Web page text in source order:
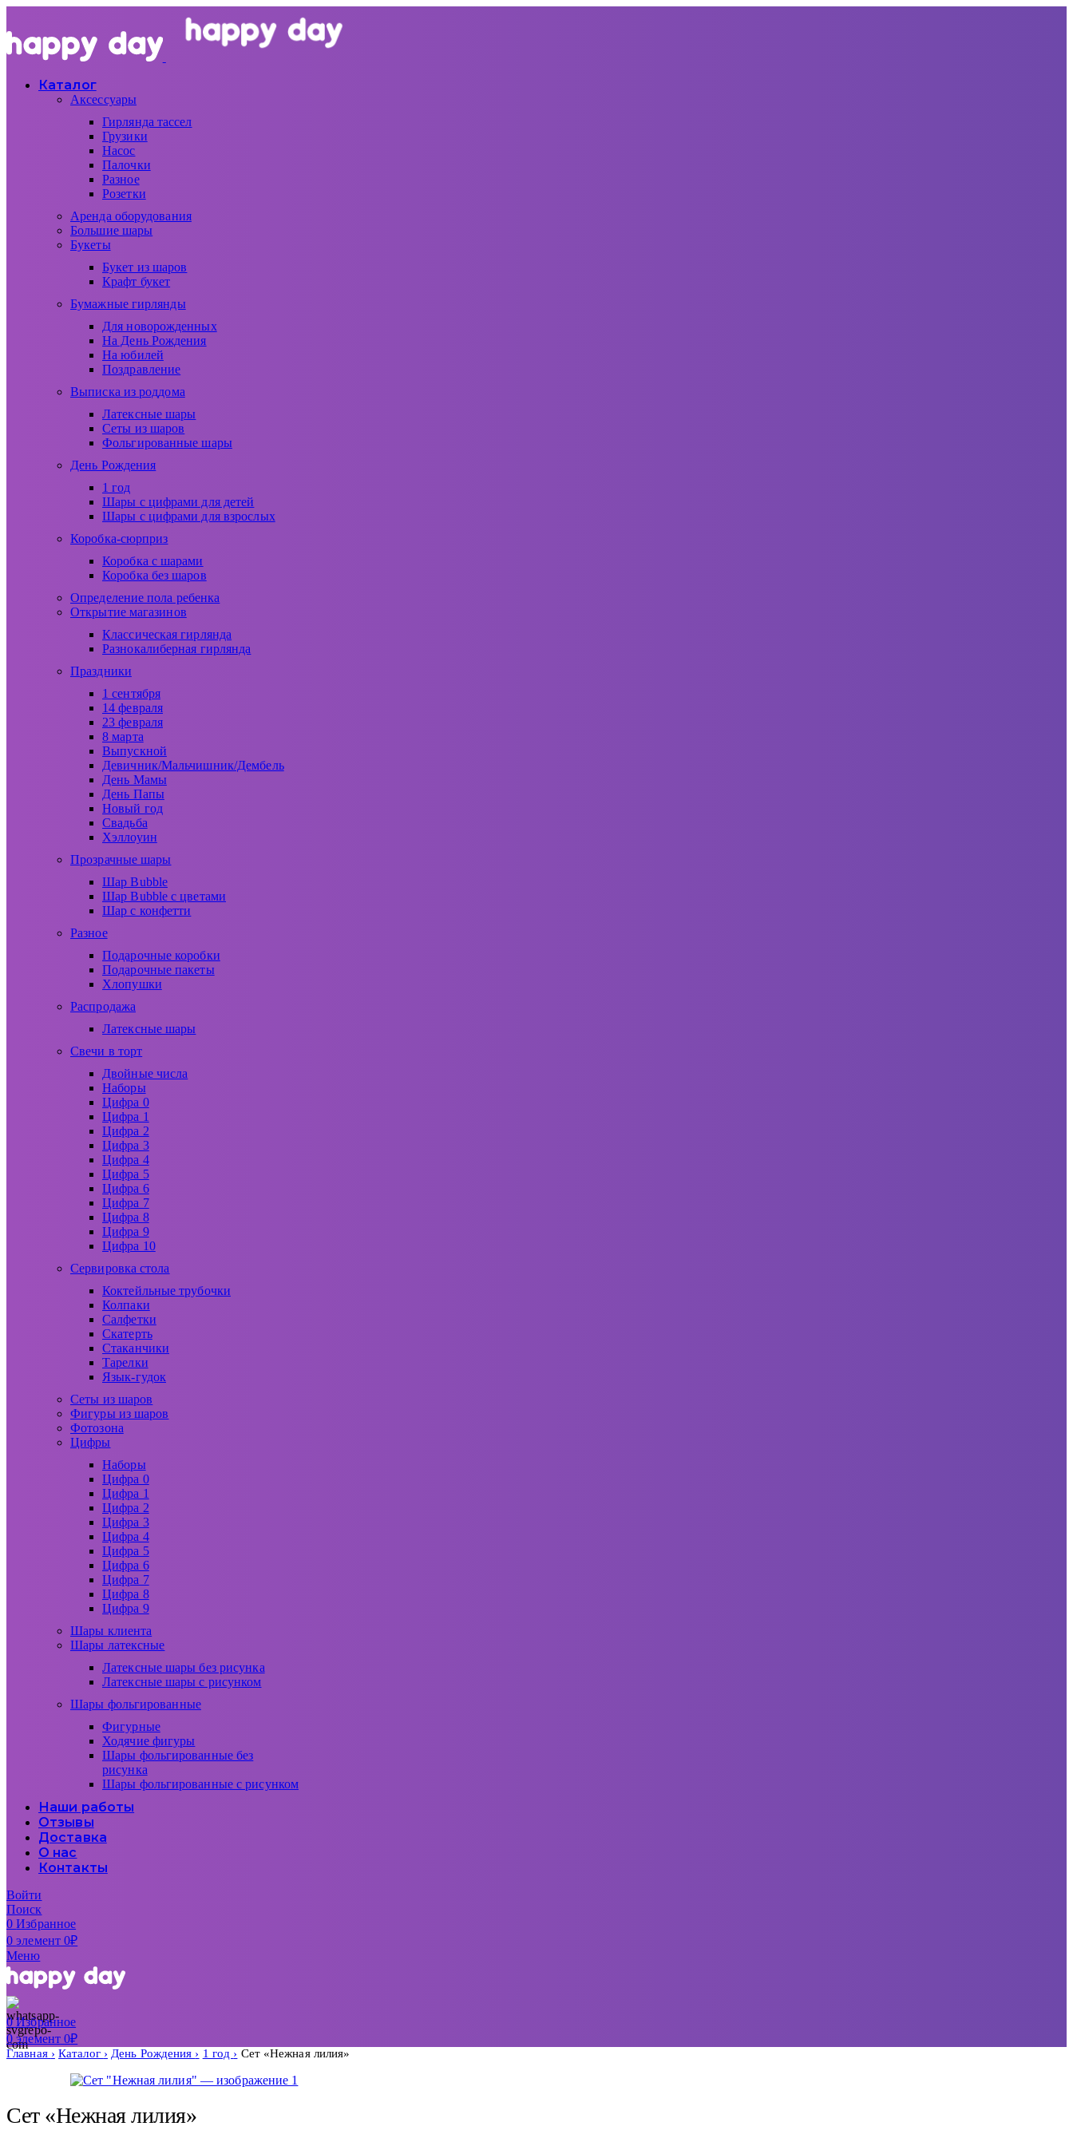
Каталог
Аксессуары
Гирлянда тассел
Грузики
Насос
Палочки
Разное
Розетки
Аренда оборудования
Большие шары
Букеты
Букет из шаров
Крафт букет
Бумажные гирлянды
Для новорожденных
На День Рождения
На юбилей
Поздравление
Выписка из роддома
Латексные шары
Сеты из шаров
Фольгированные шары
День Рождения
1 год
Шары с цифрами для детей
Шары с цифрами для взрослых
Коробка-сюрприз
Коробка с шарами
Коробка без шаров
Определение пола ребенка
Открытие магазинов
Классическая гирлянда
Разнокалиберная гирлянда
Праздники
1 сентября
14 февраля
23 февраля
8 марта
Выпускной
Девичник/Мальчишник/Дембель
День Мамы
День Папы
Новый год
Свадьба
Хэллоуин
Прозрачные шары
Шар Bubble
Шар Bubble с цветами
Шар с конфетти
Разное
Подарочные коробки
Подарочные пакеты
Хлопушки
Распродажа
Латексные шары
Свечи в торт
Двойные числа
Наборы
Цифра 0
Цифра 1
Цифра 2
Цифра 3
Цифра 4
Цифра 5
Цифра 6
Цифра 7
Цифра 8
Цифра 9
Цифра 10
Сервировка стола
Коктейльные трубочки
Колпаки
Салфетки
Скатерть
Стаканчики
Тарелки
Язык-гудок
Сеты из шаров
Фигуры из шаров
Фотозона
Цифры
Наборы
Цифра 0
Цифра 1
Цифра 2
Цифра 3
Цифра 4
Цифра 5
Цифра 6
Цифра 7
Цифра 8
Цифра 9
Шары клиента
Шары латексные
Латексные шары без рисунка
Латексные шары с рисунком
Шары фольгированные
Фигурные
Ходячие фигуры
Шары фольгированные без
рисунка
Шары фольгированные с рисунком
Наши работы
Отзывы
Доставка
О нас
Контакты
Войти
Поиск
0Избранное
0элемент 0₽
Меню
0Избранное
0элемент 0₽
Главная Каталог День Рождения 1 год Сет «Нежная лилия»
Сет «Нежная лилия»